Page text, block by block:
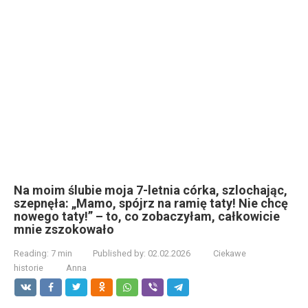
Na moim ślubie moja 7-letnia córka, szlochając,
szepnęła: „Mamo, spójrz na ramię taty! Nie chcę
nowego taty!” – to, co zobaczyłam, całkowicie
mnie zszokowało
Reading: 7 min Published by: 02.02.2026
Ciekawe
historie
Anna